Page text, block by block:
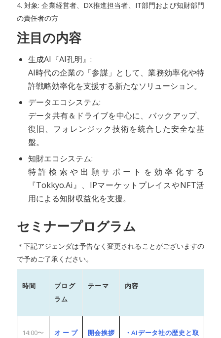
4. 対象: 企業経営者、DX推進担当者、IT部門および知財部門
の責任者の方
注目の内容
生成AI『AI孔明』:
AI時代の企業の「参謀」として、業務効率化や特
許戦略効率化を支援する新たなソリューション。
データエコシステム:
データ共有＆ドライブを中心に、バックアップ、
復旧、フォレンジック技術を統合した安全な基
盤。
知財エコシステム:
特許検索や出願サポートを効率化する
『Tokkyo.Ai』、IPマーケットプレイスやNFT活
用による知財収益化を支援。
セミナープログラム
＊下記アジェンダは予告なく変更されることがございますの
で予めご了承ください。
時間
プログ
ラム
テーマ 内容
14:00〜
オープ
開会挨拶
・AIデータ社の歴史と取